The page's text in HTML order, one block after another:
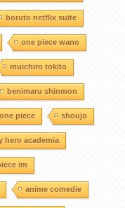
boruto netflix suite
one piece wano
muichiro tokito
benimaru shinmon
piece shoujo
hero academia
im
anime comedie